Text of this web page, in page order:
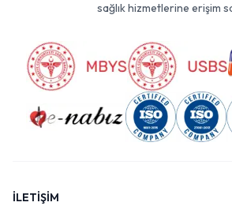
sağlık hizmetlerine erişim
İLETİŞİM